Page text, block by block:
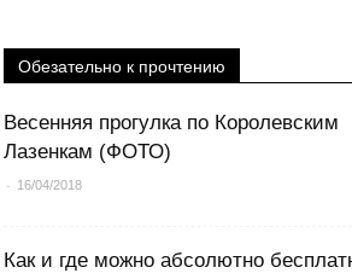
Обезательно к прочтению
Весенняя прогулка по Королевским
Лазенкам (ФОТО)
- 16/04/2018
Как и где можно абсолютно